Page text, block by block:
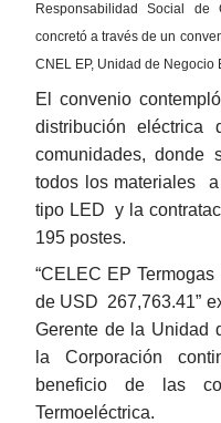
Responsabilidad Social
concretó a través de un
CNEL EP, Unidad de Negocio
El convenio
distribución
comunidades,
todos los materiales
tipo LED y la
195 postes.
“CELEC EP
de USD 267,763.41”
Gerente de la Unidad
la Corporación
beneficio de las
Termoeléctrica.